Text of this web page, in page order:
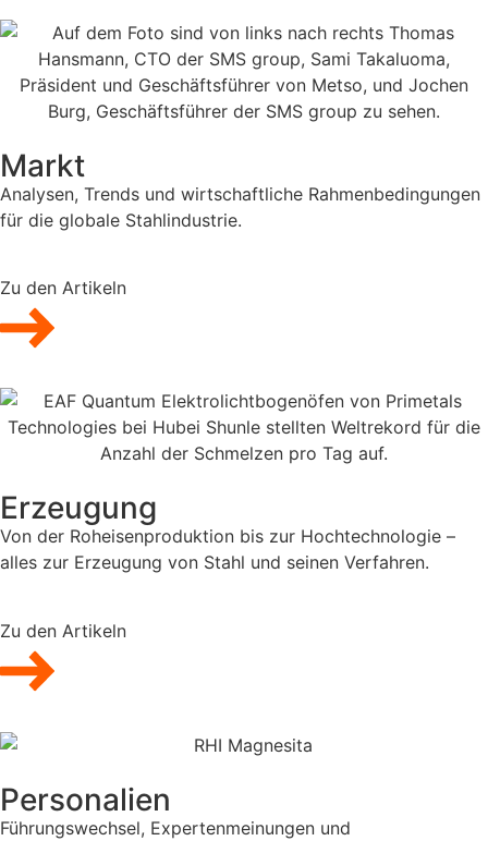
Markt
Analysen, Trends und wirtschaftliche Rahmenbedingungen
für die globale Stahlindustrie.
Zu den Artikeln
Erzeugung
Von der Roheisenproduktion bis zur Hochtechnologie –
alles zur Erzeugung von Stahl und seinen Verfahren.
Zu den Artikeln
Personalien
Führungswechsel, Expertenmeinungen und